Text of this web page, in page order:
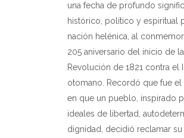
una fecha de profundo
histórico, político y espiritual
nación helénica, al
205 aniversario del inicio de la
Revolución de 1821 contra el
otomano. Recordó que fue
en que un pueblo, inspirado
ideales de libertad,
dignidad, decidió reclamar